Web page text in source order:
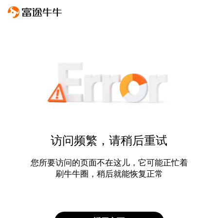
访问频繁，请稍后重试
您所要访问的页面不在这儿，它可能正忙着
刷牛牛圈，稍后就能恢复正常